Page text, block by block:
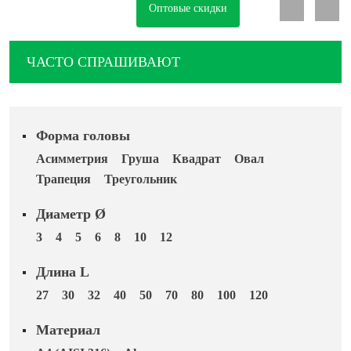
НАШИ МАГАЗИНЫ
Гайки
Дюймовый крепёж
Инструмент
Крюки, кольца с метрической резьбой
Крюки, кольца с шурупной резьбой
Оптовые скидки
ЧАСТО СПРАШИВАЮТ
Форма головы
Асимметрия Груша Квадрат
Овал
Трапеция
Треугольник
Диаметр Ø
3 4 5 6 8 10 12
Длина L
27 30 32 40 50 70 80 100 120
Материал